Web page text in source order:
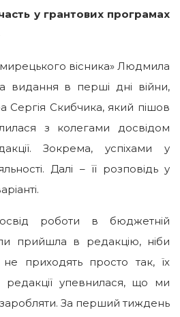
у грантових програмах
вісника» Людмила
видання в перші дні війни,
Сергія Скибчика, який пішов
з колегами досвідом
Зокрема, успіхами у
Далі – її розповідь у
роботи в бюджетній
прийшла в редакцію, ніби
приходять просто так, їх
упевнилася, що ми
За перший тиждень